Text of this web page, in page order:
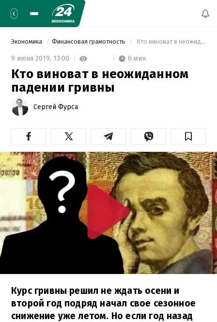
Экономика Финансовая грамотность Кто виноват в неожиданном падении гривны
9 июня 2019, 13:00 6 мин
Кто виноват в неожиданном
падении гривны
Сергей Фурса
Курс гривны решил не ждать осени и
второй год подряд начал свое сезонное
снижение уже летом. Но если год назад